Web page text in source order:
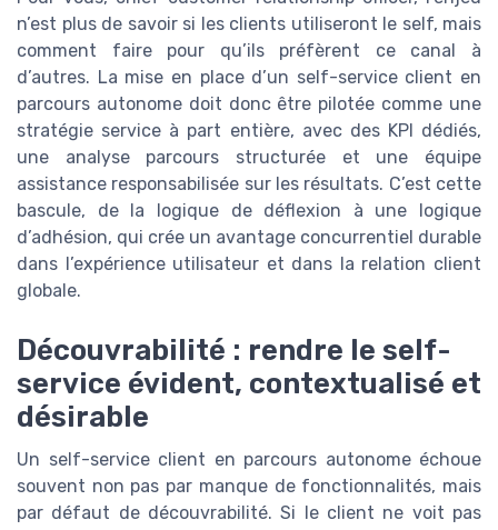
n’est plus de savoir si les clients utiliseront le self, mais
comment faire pour qu’ils préfèrent ce canal à
d’autres. La mise en place d’un self-service client en
parcours autonome doit donc être pilotée comme une
stratégie service à part entière, avec des KPI dédiés,
une analyse parcours structurée et une équipe
assistance responsabilisée sur les résultats. C’est cette
bascule, de la logique de déflexion à une logique
d’adhésion, qui crée un avantage concurrentiel durable
dans l’expérience utilisateur et dans la relation client
globale.
Découvrabilité : rendre le self-
service évident, contextualisé et
désirable
Un self-service client en parcours autonome échoue
souvent non pas par manque de fonctionnalités, mais
par défaut de découvrabilité. Si le client ne voit pas